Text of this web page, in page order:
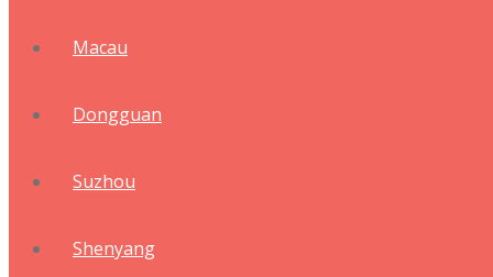
Macau
Dongguan
Suzhou
Shenyang